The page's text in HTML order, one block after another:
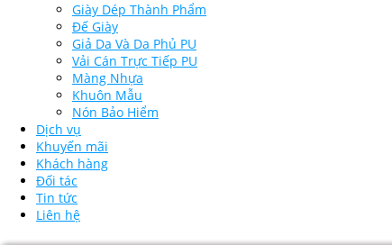
Giày Dép Thành Phẩm
Đế Giày
Giả Da Và Da Phủ PU
Vải Cán Trực Tiếp PU
Màng Nhựa
Khuôn Mẫu
Nón Bảo Hiểm
Dịch vụ
Khuyến mãi
Khách hàng
Đối tác
Tin tức
Liên hệ